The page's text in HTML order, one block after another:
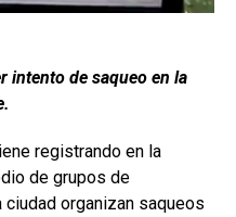
intento de saqueo en la
registrando en la
de grupos de
organizan saqueos